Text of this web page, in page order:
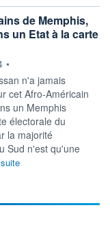
de Memphis,
un Etat à la carte
•
n'a jamais
cet Afro-Américain
un Memphis
électorale du
la majorité
Sud n'est qu'une